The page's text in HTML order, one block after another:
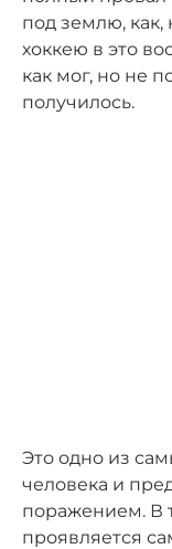
под землю,
хоккею в это
как мог, но не
получилось.
Это одно из
человека и
поражением. В
проявляется